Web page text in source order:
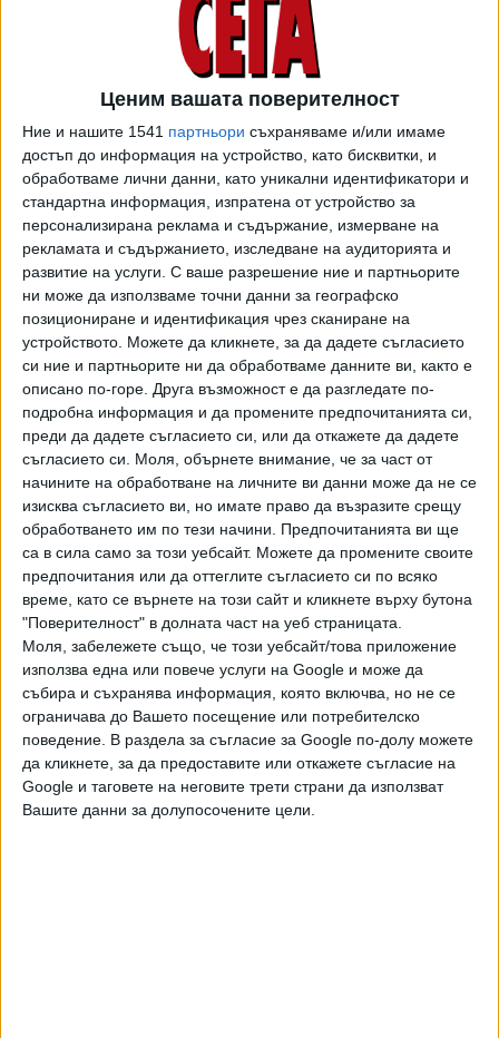
Ценим вашата поверителност
Ние и нашите 1541 партньори съхраняваме и/или имаме
достъп до информация на устройство, като бисквитки, и
обработваме лични данни, като уникални идентификатори и
стандартна информация, изпратена от устройство за
персонализирана реклама и съдържание, измерване на
рекламата и съдържанието, изследване на аудиторията и
развитие на услуги. С ваше разрешение ние и партньорите
ни може да използваме точни данни за географско
позициониране и идентификация чрез сканиране на
устройството. Можете да кликнете, за да дадете съгласието
си ние и партньорите ни да обработваме данните ви, както е
описано по-горе. Друга възможност е да разгледате по-
подробна информация и да промените предпочитанията си,
преди да дадете съгласието си, или да откажете да дадете
съгласието си.
Моля, обърнете внимание, че за част от
начините на обработване на личните ви данни може да не се
изисква съгласието ви, но имате право да възразите срещу
обработването им по тези начини. Предпочитанията ви ще
са в сила само за този уебсайт. Можете да промените своите
предпочитания или да оттеглите съгласието си по всяко
време, като се върнете на този сайт и кликнете върху бутона
"Поверителност" в долната част на уеб страницата.
Моля, забележете също, че този уебсайт/това приложение
използва една или повече услуги на Google и може да
събира и съхранява информация, която включва, но не се
ограничава до Вашето посещение или потребителско
поведение. В раздела за съгласие за Google по-долу можете
да кликнете, за да предоставите или откажете съгласие на
Google и таговете на неговите трети страни да използват
Вашите данни за долупосочените цели.
В продължение на 139 години картината била част от
семейна колекция, а през 1902 г. "Портрет на дама"
участва в изложба в Кралската академия в Лондон като
образец на школата на Рубенс от 1625 г. По това време
ученик, който умело копирал стила на стария майстор.
През 2017 г. картината е купена от анонимен
колекционер за 78 000 паунда. Купувачът обаче искал да
се увери в произхода й, затова помолил специалистите
от "Сотбис" да я погледнат. Те изчистват 100-годишния
слой прах, а някои "скрити детайли", които стават
видими, навеждат реставраторите на мисълта, че
вероятно става въпрос за оригинал. Директорът на
департамента за стари майстори в "Сотбис" Андрю
Флетчър казва, че именно тези промени показват дали
произведението е автентично, или просто сляпо
следване на нечий стил.
"Благодарение на инфрачервена камера забелязахме
една огромна промяна в горната част на платното. В
първия вариант червената завеса е спусната, но Рубенс
очевидно не харесва крайния резултат и избутва
завесата нагоре, като рисува и небе. Има промени и в
контура на роклята на модела. При първоначалната
версия раменете й не са толкова широки. Забелязахме и
други малки промени, като например начина, по който са
нарисувани пръстите и ръцете", казва Флетчър.
Картината ще бъде предложена на търг в "Сотбис" на 29
юли, първият в Лондон след социалната изолация.
Последвайте ни и в